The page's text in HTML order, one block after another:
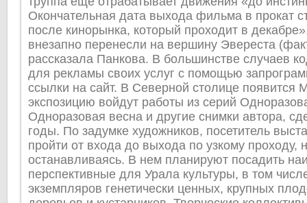
Окончательная дата выхода фильма в прокат
после кинорынка, который проходит в
внезапно перенесли на вершину Эвереста
рассказала Панкова. В большинстве случаев
для рекламы своих услуг с помощью
ссылки на сайт. В Северной столице появится
экспозицию войдут работы из серий
Одноразовая весна и другие снимки автора,
годы. По задумке художников, посетитель
пройти от входа до выхода по узкому проходу,
останавливаясь. В нем планируют посадить
перспективные для Урала культуры, в том
экземпляров генетически ценных, крупных